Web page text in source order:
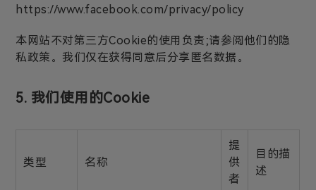
https://www.facebook.com/privacy/policy
本网站不对第三方Cookie的使用负责;请参阅他们的隐
私政策。我们仅在获得同意后分享匿名数据。
5. 我们使用的Cookie
类型 名称
提
供
者
目的描
述